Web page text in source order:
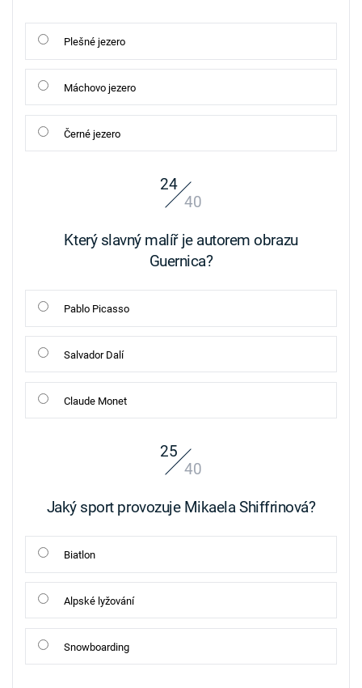
Plešné jezero
Máchovo jezero
Černé jezero
24
40
Který slavný malíř je autorem obrazu
Guernica?
Pablo Picasso
Salvador Dalí
Claude Monet
25
40
Jaký sport provozuje Mikaela Shiffrinová?
Biatlon
Alpské lyžování
Snowboarding